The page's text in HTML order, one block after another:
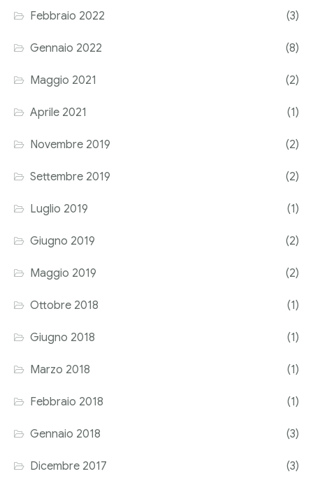
Corriere tributario
Editore Euroconference
Il Giornale del Revisore
Forum Fiscale
Articoli
Febbraio 2022 (3)
Gennaio 2022 (8)
Maggio 2021 (2)
Aprile 2021 (1)
Novembre 2019 (2)
Settembre 2019 (2)
Luglio 2019 (1)
Giugno 2019 (2)
Maggio 2019 (2)
Ottobre 2018 (1)
Giugno 2018 (1)
Marzo 2018 (1)
Febbraio 2018 (1)
Gennaio 2018 (3)
Dicembre 2017 (3)